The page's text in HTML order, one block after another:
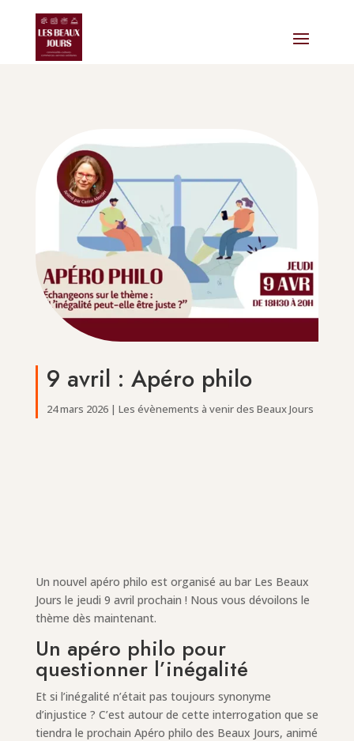
9 avril : Apéro philo
24 mars 2026| Les évènements à venir des Beaux Jours
Un nouvel apéro philo est organisé au bar Les Beaux
Jours le jeudi 9 avril prochain ! Nous vous dévoilons le
thème dès maintenant.
Un apéro philo pour
questionner l’inégalité
Et si l’inégalité n’était pas toujours synonyme
d’injustice ? C’est autour de cette interrogation que se
tiendra le prochain Apéro philo des Beaux Jours, animé